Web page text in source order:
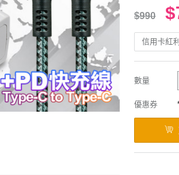
$990
信用卡紅
數量
優惠券